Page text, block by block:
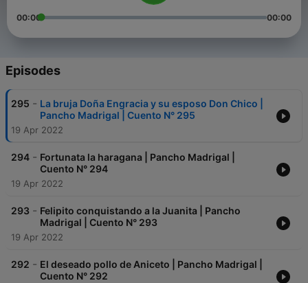
00:00 00:00
Episodes
295 - La bruja Doña Engracia y su esposo Don Chico |
Pancho Madrigal | Cuento N° 295
19 Apr 2022
294 - Fortunata la haragana | Pancho Madrigal |
Cuento N° 294
19 Apr 2022
293 - Felipito conquistando a la Juanita | Pancho
Madrigal | Cuento N° 293
19 Apr 2022
292 - El deseado pollo de Aniceto | Pancho Madrigal |
Cuento N° 292